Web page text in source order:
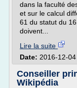
dans la faculté
et sur le calcul
61 du statut du
doivent...
Lire la suite
Date: 2016-12-
Conseiller
Wikipédia